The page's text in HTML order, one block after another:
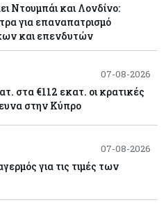
Ντουμπάι και Λονδίνο:
για επαναπατρισμό
και επενδυτών
07-08-2026
στα €112 εκατ. οι κρατικές
στην Κύπρο
07-08-2026
για τις τιμές των